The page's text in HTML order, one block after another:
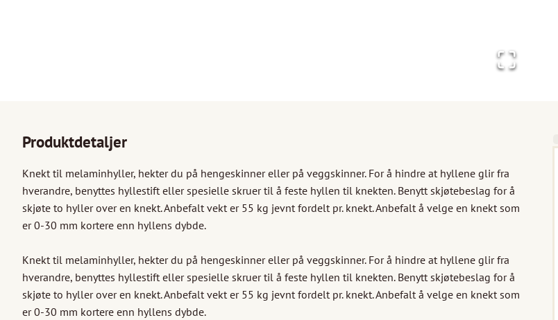
Produktdetaljer
Knekt til melaminhyller, hekter du på hengeskinner eller på veggskinner. For å hindre at hyllene glir fra
hverandre, benyttes hyllestift eller spesielle skruer til å feste hyllen til knekten. Benytt skjøtebeslag for å
skjøte to hyller over en knekt. Anbefalt vekt er 55 kg jevnt fordelt pr. knekt. Anbefalt å velge en knekt som
er 0-30 mm kortere enn hyllens dybde.
Knekt til melaminhyller, hekter du på hengeskinner eller på veggskinner. For å hindre at hyllene glir fra
hverandre, benyttes hyllestift eller spesielle skruer til å feste hyllen til knekten. Benytt skjøtebeslag for å
skjøte to hyller over en knekt. Anbefalt vekt er 55 kg jevnt fordelt pr. knekt. Anbefalt å velge en knekt som
er 0-30 mm kortere enn hyllens dybde.